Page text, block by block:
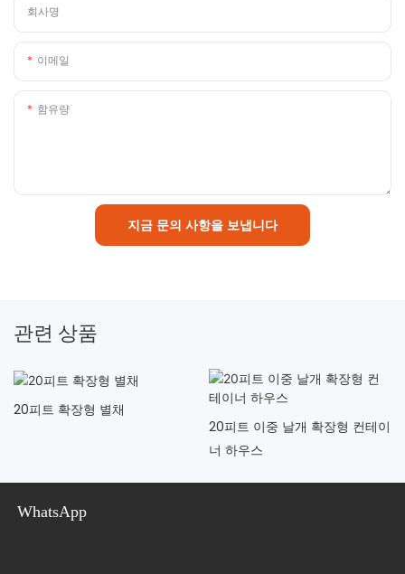
회사명
이메일
함유량
지금 문의 사항을 보냅니다
관련 상품
20피트 확장형 별채
20피트 이중 날개 확장형 컨테이
너 하우스
WhatsApp